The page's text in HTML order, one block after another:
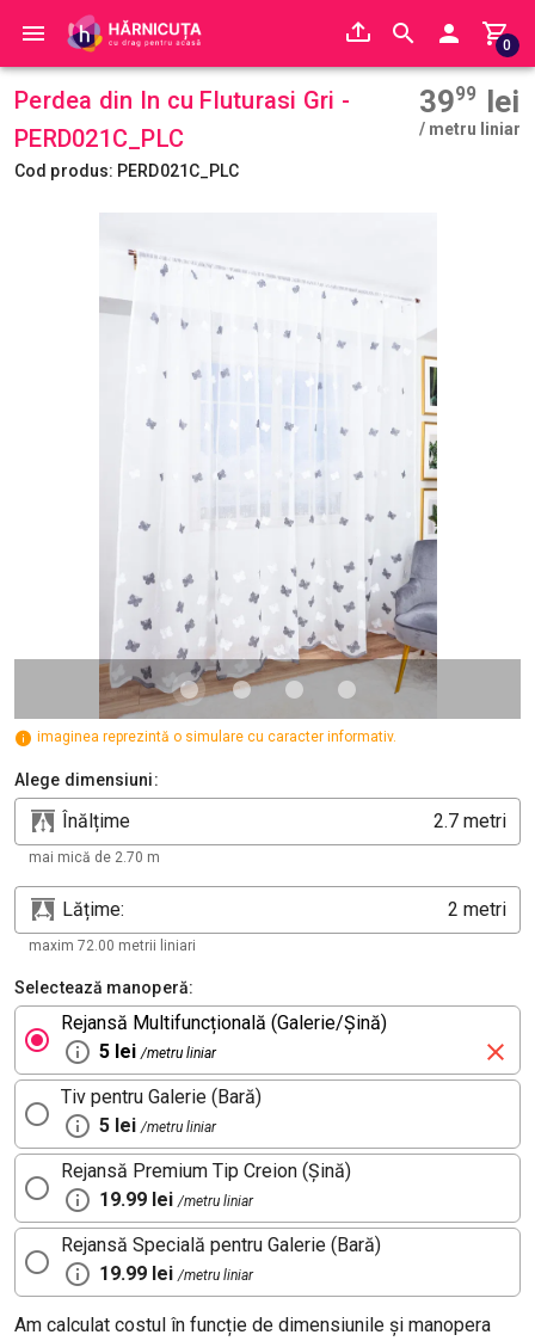
0
Perdea din In cu Fluturasi Gri -
PERD021C_PLC
Cod produs: PERD021C_PLC
3999 lei
/ metru liniar
imaginea reprezintă o simulare cu caracter informativ.
Alege dimensiuni:
Înălțime metri
mai mică de 2.70 m
Lățime: metri
maxim 72.00 metrii liniari
Selectează manoperă:
Rejansă Multifuncțională (Galerie/Șină)
5 lei /metru liniar
Tiv pentru Galerie (Bară)
5 lei /metru liniar
Rejansă Premium Tip Creion (Șină)
19.99 lei /metru liniar
Rejansă Specială pentru Galerie (Bară)
19.99 lei /metru liniar
Am calculat costul în funcție de dimensiunile și manopera